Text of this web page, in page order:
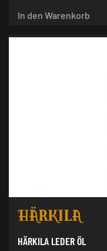
In den Warenkorb
HÄRKILA LEDER ÖL